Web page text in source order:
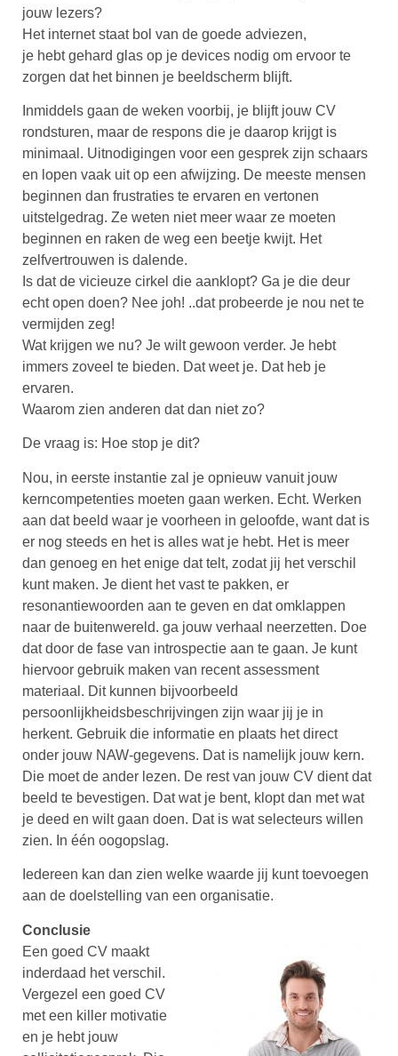
jouw lezers?
Het internet staat bol van de goede adviezen,
je hebt gehard glas op je devices nodig om ervoor te
zorgen dat het binnen je beeldscherm blijft.
Inmiddels gaan de weken voorbij, je blijft jouw CV
rondsturen, maar de respons die je daarop krijgt is
minimaal. Uitnodigingen voor een gesprek zijn schaars
en lopen vaak uit op een afwijzing. De meeste mensen
beginnen dan frustraties te ervaren en vertonen
uitstelgedrag. Ze weten niet meer waar ze moeten
beginnen en raken de weg een beetje kwijt. Het
zelfvertrouwen is dalende.
Is dat de vicieuze cirkel die aanklopt? Ga je die deur
echt open doen? Nee joh! ..dat probeerde je nou net te
vermijden zeg!
Wat krijgen we nu? Je wilt gewoon verder. Je hebt
immers zoveel te bieden. Dat weet je. Dat heb je
ervaren.
Waarom zien anderen dat dan niet zo?
De vraag is: Hoe stop je dit?
Nou, in eerste instantie zal je opnieuw vanuit jouw
kerncompetenties moeten gaan werken. Echt. Werken
aan dat beeld waar je voorheen in geloofde, want dat is
er nog steeds en het is alles wat je hebt. Het is meer
dan genoeg en het enige dat telt, zodat jij het verschil
kunt maken. Je dient het vast te pakken, er
resonantiewoorden aan te geven en dat omklappen
naar de buitenwereld. ga jouw verhaal neerzetten. Doe
dat door de fase van introspectie aan te gaan. Je kunt
hiervoor gebruik maken van recent assessment
materiaal. Dit kunnen bijvoorbeeld
persoonlijkheidsbeschrijvingen zijn waar jij je in
herkent. Gebruik die informatie en plaats het direct
onder jouw NAW-gegevens. Dat is namelijk jouw kern.
Die moet de ander lezen. De rest van jouw CV dient dat
beeld te bevestigen. Dat wat je bent, klopt dan met wat
je deed en wilt gaan doen. Dat is wat selecteurs willen
zien. In één oogopslag.
Iedereen kan dan zien welke waarde jij kunt toevoegen
aan de doelstelling van een organisatie.
Conclusie
Een goed CV maakt
inderdaad het verschil.
Vergezel een goed CV
met een killer motivatie
en je hebt jouw